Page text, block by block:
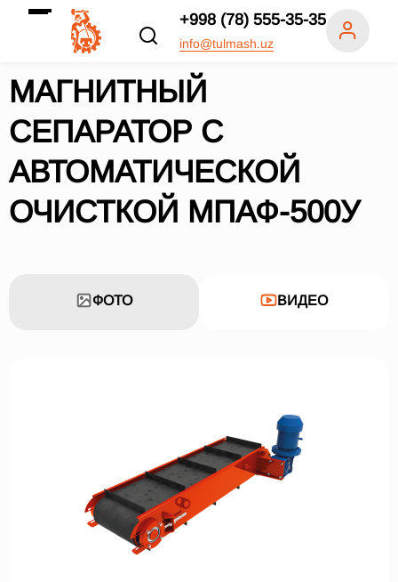
+998 (78) 555-35-35
info@tulmash.uz
МАГНИТНЫЙ
СЕПАРАТОР С
АВТОМАТИЧЕСКОЙ
ОЧИСТКОЙ МПАФ-500У
ФОТО ВИДЕО